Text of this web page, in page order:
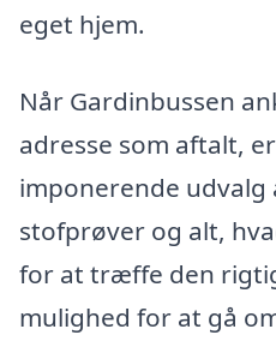
eget hjem.
Når Gardinbussen
adresse som aftalt,
imponerende udvalg
stofprøver og alt,
for at træffe den
mulighed for at gå